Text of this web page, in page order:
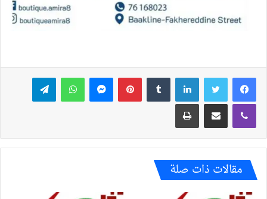
فيسبوك تويتر لينكدإن بينتيريستماسنجر واتساب تيلقرام
ڤايبر مشاركة عبر البريد طباعة
مقالات ذات صلة